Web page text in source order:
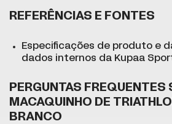
REFERÊNCIAS E FONTES
Especificações de produto e
dados internos da Kupaa
PERGUNTAS FREQUENTES
MACAQUINHO DE
BRANCO